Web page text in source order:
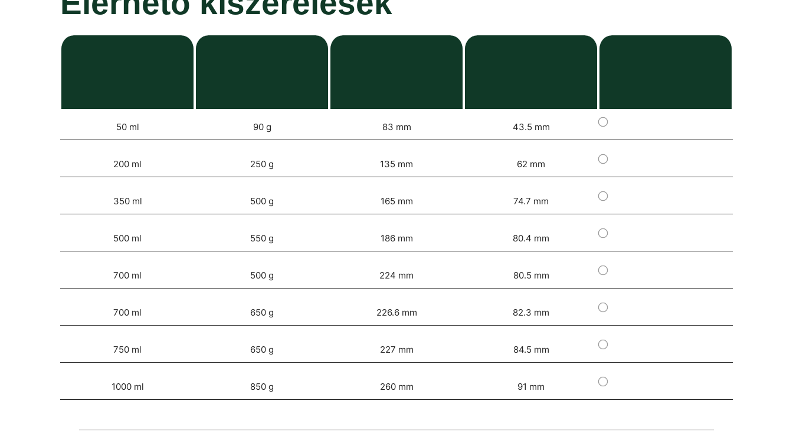
50 ml 90 g 83 mm 43.5 mm
200 ml 250 g 135 mm 62 mm
350 ml 500 g 165 mm 74.7 mm
500 ml 550 g 186 mm 80.4 mm
700 ml 500 g 224 mm 80.5 mm
700 ml 650 g 226.6 mm 82.3 mm
750 ml 650 g 227 mm 84.5 mm
1000 ml 850 g 260 mm 91 mm